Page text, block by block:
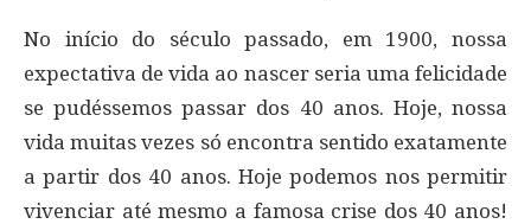
No início do século passado, em 1900, nossa
expectativa de vida ao nascer seria uma felicidade
se pudéssemos passar dos 40 anos. Hoje, nossa
vida muitas vezes só encontra sentido exatamente
a partir dos 40 anos. Hoje podemos nos permitir
vivenciar até mesmo a famosa crise dos 40 anos!